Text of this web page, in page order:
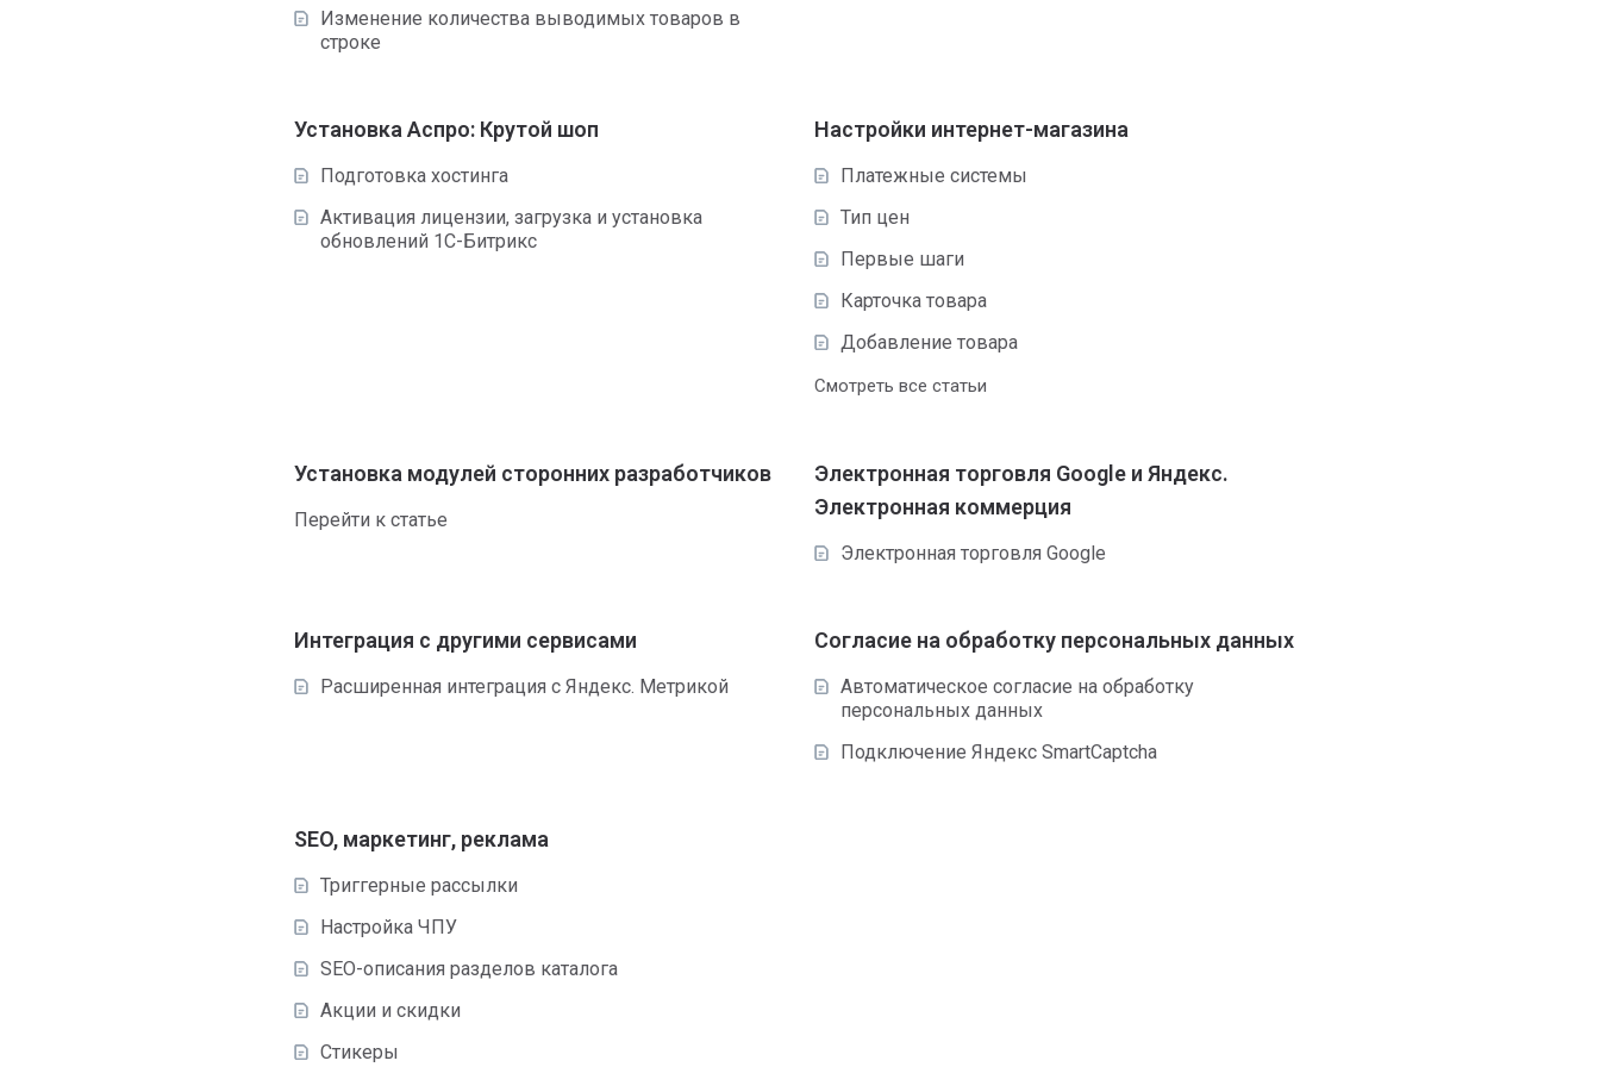
Изменение количества выводимых товаров в
строке
Установка Аспро: Крутой шоп
Подготовка хостинга
Активация лицензии, загрузка и установка
обновлений 1С-Битрикс
Настройки интернет-магазина
Платежные системы
Тип цен
Первые шаги
Карточка товара
Добавление товара
Смотреть все статьи
Установка модулей сторонних разработчиков
Перейти к статье
Электронная торговля Google и Яндекс.
Электронная коммерция
Электронная торговля Google
Интеграция с другими сервисами
Расширенная интеграция с Яндекс. Метрикой
Согласие на обработку персональных данных
Автоматическое согласие на обработку
персональных данных
Подключение Яндекс SmartCaptcha
SEO, маркетинг, реклама
Триггерные рассылки
Настройка ЧПУ
SEO-описания разделов каталога
Акции и скидки
Стикеры